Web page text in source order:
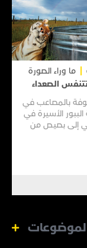
ما وراء الصورة
الصعداء
بالمصاعب في
الببور الأسيرة في
إلى بصيص من